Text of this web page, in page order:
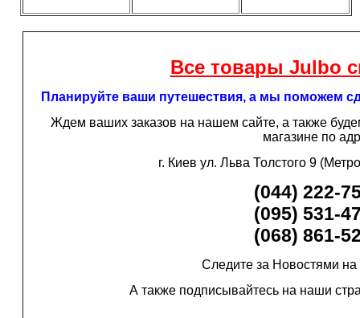
Вcе товары Julbo
Планируйте ваши путешествия, а мы поможем
Ждем ваших заказов на нашем сайте, а также
магазине по
г. Киев ул. Льва Толстого 9
(044) 222-
(095) 531-
(068) 861-
Следите за Новостями
А также подписывайтесь на наши